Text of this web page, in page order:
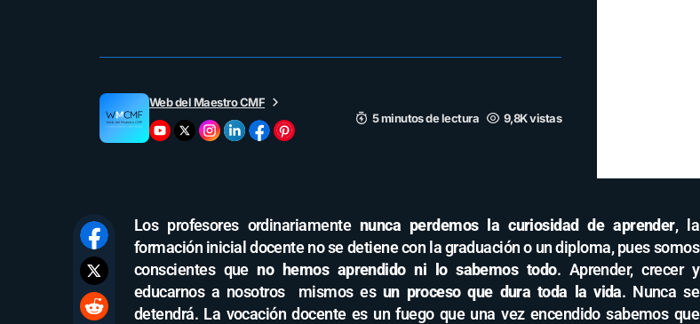
Web del Maestro CMF
5 minutos de lectura
9,8K vistas
Los profesores ordinariamente nunca perdemos la curiosidad de aprender, la
formación inicial docente no se detiene con la graduación o un diploma, pues somos
conscientes queno hemos aprendido ni lo sabemos todo. Aprender, crecer y
educarnos a nosotros mismos es un proceso que dura toda la vida. Nunca se
detendrá. La vocación docente es un fuego que una vez encendido sabemos que